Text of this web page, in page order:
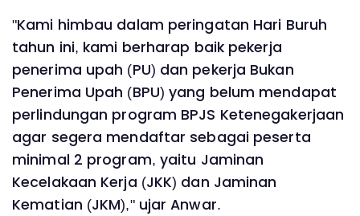
"Kami himbau dalam peringatan Hari Buruh
tahun ini, kami berharap baik pekerja
penerima upah (PU) dan pekerja Bukan
Penerima Upah (BPU) yang belum mendapat
perlindungan program BPJS Ketenegakerjaan
agar segera mendaftar sebagai peserta
minimal 2 program, yaitu Jaminan
Kecelakaan Kerja (JKK) dan Jaminan
Kematian (JKM)," ujar Anwar.